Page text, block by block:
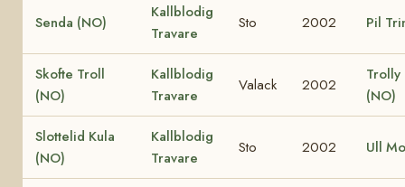
Senda (NO)
Kallblodig
Travare
Sto 2002 Pil
Skofte Troll
(NO)
Kallblodig
Travare
Valack 2002
Trolly
(NO)
Slottelid Kula
(NO)
Kallblodig
Travare
Sto 2002 Ull